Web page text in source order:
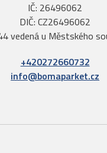
IČ: 26496062
DIČ: CZ26496062
vedená u Městského
+420272660732
info@bomaparket.cz